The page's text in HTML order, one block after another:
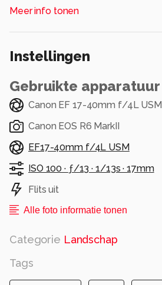
Alle rechten voorbehouden
Meer info tonen
Instellingen
Gebruikte apparatuur
Canon EF 17-40mm f/4L USM
Canon EOS R6 MarkII
EF17-40mm f/4L USM
ISO 100 · ƒ/13 · 1/13s ·17mm
Flits uit
Alle foto informatie tonen
Categorie Landschap
Tags